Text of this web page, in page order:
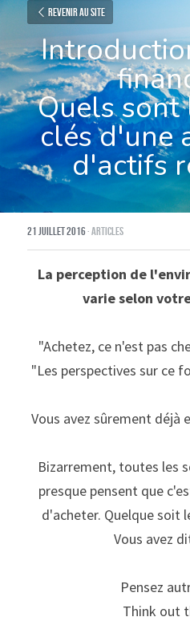
Revenir au site
Quels
clés d'une
d'actifs
21 juillet 2016·Articles
La perception de
varie selon
"Achetez, ce n'est pas
"Les perspectives sur ce
Vous avez sûrement déjà
Bizarrement, toutes les
presque pensent que
d'acheter. Quelque soit
Vous avez
Pensez
Think out